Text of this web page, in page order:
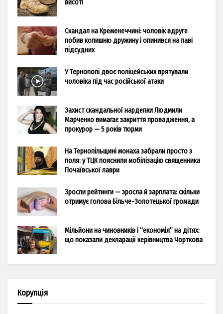
висоті
Скандал на Кременеччині: чоловік вдруге
побив колишню дружину і опинився на лаві
підсудних
У Тернополі двоє поліцейських врятували
чоловіка під час російської атаки
Захист скандальної нардепки Людмили
Марченко вимагає закриття провадження, а
прокурор — 5 років тюрми
На Тернопільщині монаха забрали просто з
поля: у ТЦК пояснили мобілізацію священника
Почаївської лаври
Зросли рейтинги — зросла й зарплата: скільки
отримує голова Більче-Золотецької громади
Мільйони на чиновників і “економія” на дітях:
що показали декларації керівництва Чорткова
Корупція